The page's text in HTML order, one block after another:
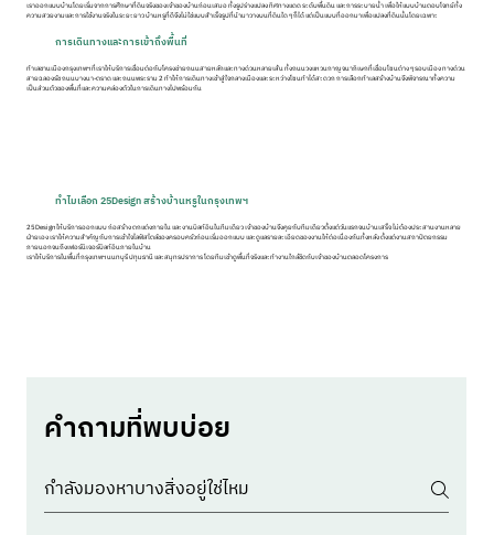
เราออกแบบบ้านโดยเริ่มจากการศึกษาที่ดินจริงของเจ้าของบ้านก่อนเสมอ ทั้งรูปร่างแปลง ทิศทางแดด ระดับพื้นดิน และการระบายน้ำ เพื่อให้แบบบ้านตอบโจทย์ทั้ง
ความสวยงามและการใช้งานจริงในระยะยาว บ้านหรูที่ดีจึงไม่ใช่แบบสำเร็จรูปที่นำมาวางบนที่ดินใด ๆ ก็ได้ แต่เป็นแบบที่ออกมาเพื่อแปลงที่ดินนั้นโดยเฉพาะ
การเดินทางและการเข้าถึงพื้นที่
ทำเลชานเมืองกรุงเทพฯ ที่เราให้บริการเชื่อมต่อกับโครงข่ายถนนสายหลักและทางด่วนหลายเส้น ทั้งถนนวงแหวนกาญจนาภิเษกที่เชื่อมโซนต่าง ๆ รอบเมือง ทางด่วน
สายฉลองรัช ถนนบางนา-ตราด และถนนพระราม 2 ทำให้การเดินทางเข้าสู่ใจกลางเมืองและระหว่างโซนทำได้สะดวก การเลือกทำเลสร้างบ้านจึงพิจารณาทั้งความ
เป็นส่วนตัวของพื้นที่และความคล่องตัวในการเดินทางไปพร้อมกัน
ทำไมเลือก 25Design สร้างบ้านหรูในกรุงเทพฯ
25Design ให้บริการออกแบบ ก่อสร้าง ตกแต่งภายใน และงานบิลท์อินในทีมเดียว เจ้าของบ้านจึงคุยกับทีมเดียวตั้งแต่วันแรกจนบ้านเสร็จ ไม่ต้องประสานงานหลาย
ฝ่ายเอง เราให้ความสำคัญกับการเข้าใจไลฟ์สไตล์ของครอบครัวก่อนเริ่มออกแบบ และดูแลรายละเอียดของงานให้ต่อเนื่องกันทั้งหลัง ตั้งแต่งานสถาปัตยกรรม
ภายนอกจนถึงเฟอร์นิเจอร์บิลท์อินภายในบ้าน
เราให้บริการในพื้นที่กรุงเทพฯ นนทบุรี ปทุมธานี และสมุทรปราการ โดยทีมเข้าดูพื้นที่จริงและทำงานใกล้ชิดกับเจ้าของบ้านตลอดโครงการ
คำถามที่พบบ่อย